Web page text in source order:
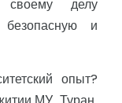
своему делу
безопасную и
опыт?